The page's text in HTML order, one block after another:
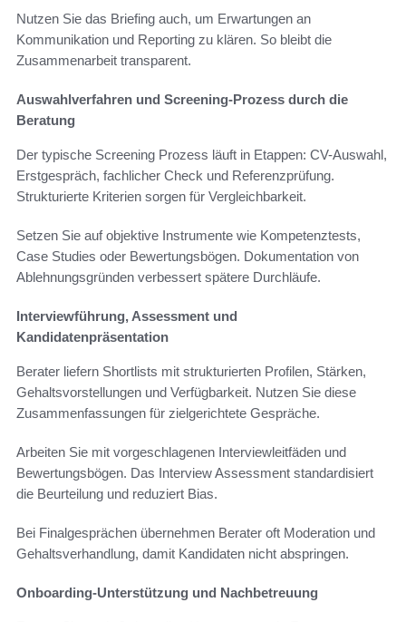
Nutzen Sie das Briefing auch, um Erwartungen an
Kommunikation und Reporting zu klären. So bleibt die
Zusammenarbeit transparent.
Auswahlverfahren und Screening-Prozess durch die
Beratung
Der typische Screening Prozess läuft in Etappen: CV-Auswahl,
Erstgespräch, fachlicher Check und Referenzprüfung.
Strukturierte Kriterien sorgen für Vergleichbarkeit.
Setzen Sie auf objektive Instrumente wie Kompetenztests,
Case Studies oder Bewertungsbögen. Dokumentation von
Ablehnungsgründen verbessert spätere Durchläufe.
Interviewführung, Assessment und
Kandidatenpräsentation
Berater liefern Shortlists mit strukturierten Profilen, Stärken,
Gehaltsvorstellungen und Verfügbarkeit. Nutzen Sie diese
Zusammenfassungen für zielgerichtete Gespräche.
Arbeiten Sie mit vorgeschlagenen Interviewleitfäden und
Bewertungsbögen. Das Interview Assessment standardisiert
die Beurteilung und reduziert Bias.
Bei Finalgesprächen übernehmen Berater oft Moderation und
Gehaltsverhandlung, damit Kandidaten nicht abspringen.
Onboarding-Unterstützung und Nachbetreuung